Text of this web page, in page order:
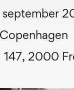
september
147, 2000